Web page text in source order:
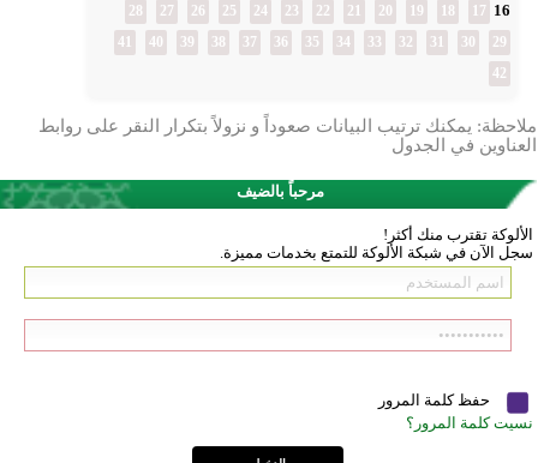
16
17
18
19
20
21
22
23
24
25
26
27
28
29
30
31
32
33
34
35
36
37
38
39
40
41
42
ملاحظة: يمكنك ترتيب البيانات صعوداً و نزولاً بتكرار النقر على روابط
العناوين في الجدول
مرحباً بالضيف
الألوكة تقترب منك أكثر!
سجل الآن في شبكة الألوكة للتمتع بخدمات مميزة.
حفظ كلمة المرور
نسيت كلمة المرور؟